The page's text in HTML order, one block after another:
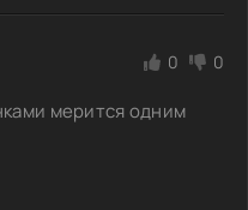
0 0
мерится одним